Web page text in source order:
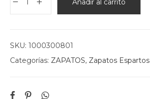
Añadir al carrito
SKU: 1000300801
Categorías: ZAPATOS, Zapatos Espartos